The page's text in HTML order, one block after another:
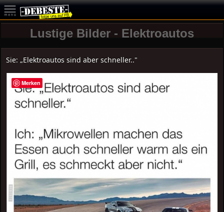
Lustige Bilder - Elektroautos
Sie: „Elektroautos sind aber schneller.."
Merken